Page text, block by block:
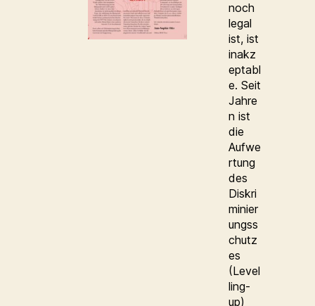
noch
legal
ist, ist
inakz
eptabl
e. Seit
Jahre
n ist
die
Aufwe
rtung
des
Diskri
minier
ungss
chutz
es
(Level
ling-
up)